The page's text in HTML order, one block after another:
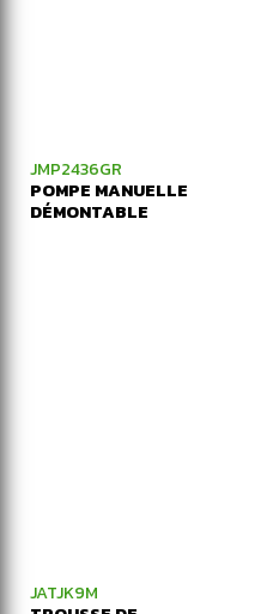
JMP2436GR
POMPE MANUELLE
DÉMONTABLE
JATJK9M